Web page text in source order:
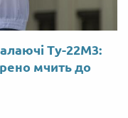
Ту-22М3:
мчить до